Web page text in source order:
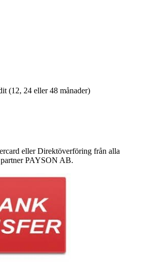
(12, 24 eller 48 månader)
eller Direktöverföring från alla
PAYSON AB.